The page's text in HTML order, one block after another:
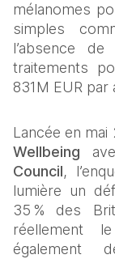
mélanomes
simples
l’absence
traitements
831M EUR par
Lancée en mai
Wellbeing
Council,
lumière un
35 % des
réellement
également